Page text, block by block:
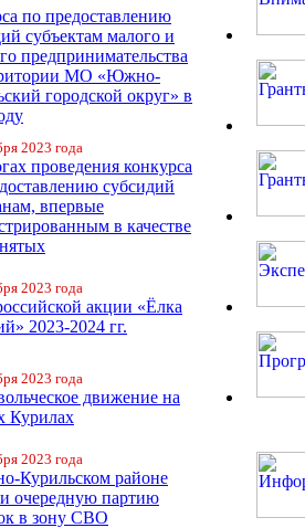
по предоставлению
субъектам малого и
предпринимательства
МО «Южно-
городской округ» в
2023 года
проведения конкурса
субсидий
впервые
в качестве
2023 года
акции «Ёлка
2023-2024 гг.
2023 года
движение на
Курилах
2023 года
Курильском районе
очередную партию
в зону СВО